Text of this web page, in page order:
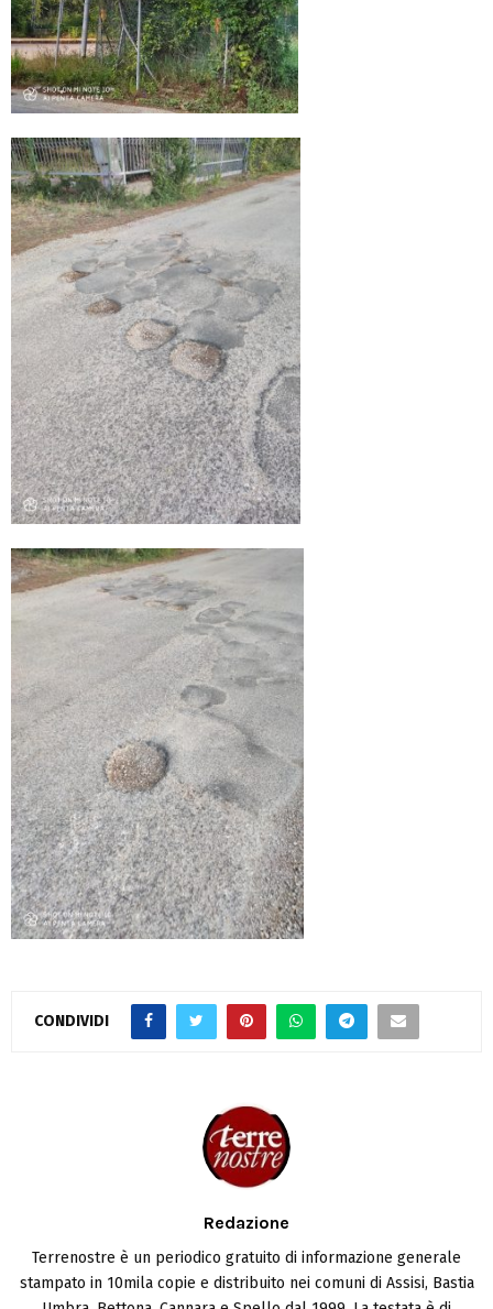
CONDIVIDI
Redazione
Terrenostre è un periodico gratuito di informazione generale
stampato in 10mila copie e distribuito nei comuni di Assisi, Bastia